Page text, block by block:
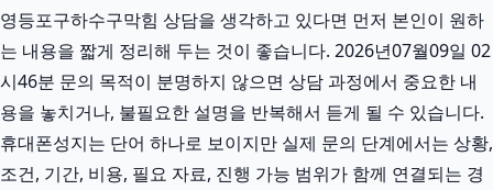
영등포구하수구막힘 상담을 생각하고 있다면 먼저 본인이 원하
는 내용을 짧게 정리해 두는 것이 좋습니다. 2026년07월09일 02
시46분 문의 목적이 분명하지 않으면 상담 과정에서 중요한 내
용을 놓치거나, 불필요한 설명을 반복해서 듣게 될 수 있습니다.
휴대폰성지는 단어 하나로 보이지만 실제 문의 단계에서는 상황,
조건, 기간, 비용, 필요 자료, 진행 가능 범위가 함께 연결되는 경